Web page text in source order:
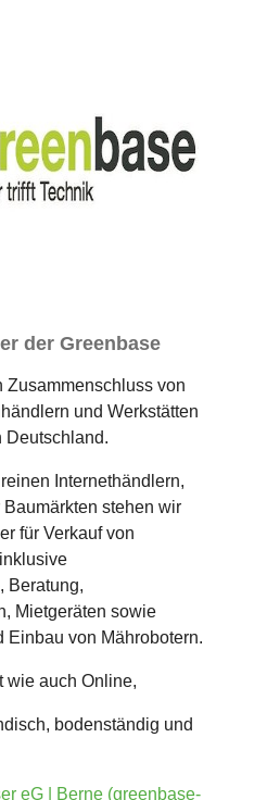
der Greenbase
Zusammenschluss von
und Werkstätten
Deutschland.
Internethändlern,
stehen wir
für Verkauf von
Beratung,
Mietgeräten sowie
Einbau von Mährobotern.
wie auch Online,
bodenständig und
eG | Berne (greenbase-